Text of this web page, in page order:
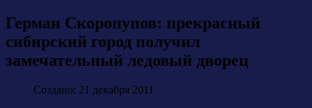
Герман Скоропупов: прекрасный
сибирский город получил
замечательный ледовый дворец
Создано: 21 декабря 2011